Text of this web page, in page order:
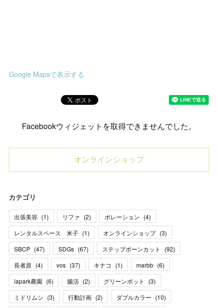
Google Mapsで表示する
Facebookウィジェットを取得できませんでした。
オンラインショップ
カテゴリ
出張美容 (1) リファ (2) ポレーション (4)
レンタルスペース 米子 (1) オンラインショップ (3)
SBCP (47) SDGs (67) ステップボーンカット (92)
長者原 (4) vos (37) キナコ (1) marbb (6)
lapark農園 (6) 腸活 (2) グリーンポット (3)
ミドリムシ (3) 行動計画 (2) ダブルカラー (10)